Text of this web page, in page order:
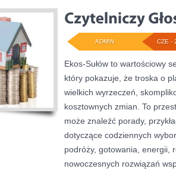
CZE -
ADMIN
Ekos-Sułów to wartościowy
który pokazuje, że troska o
wielkich wyrzeczeń,
kosztownych zmian. To
może znaleźć porady,
dotyczące codziennych
podróży, gotowania, energii,
nowoczesnych rozwiązań